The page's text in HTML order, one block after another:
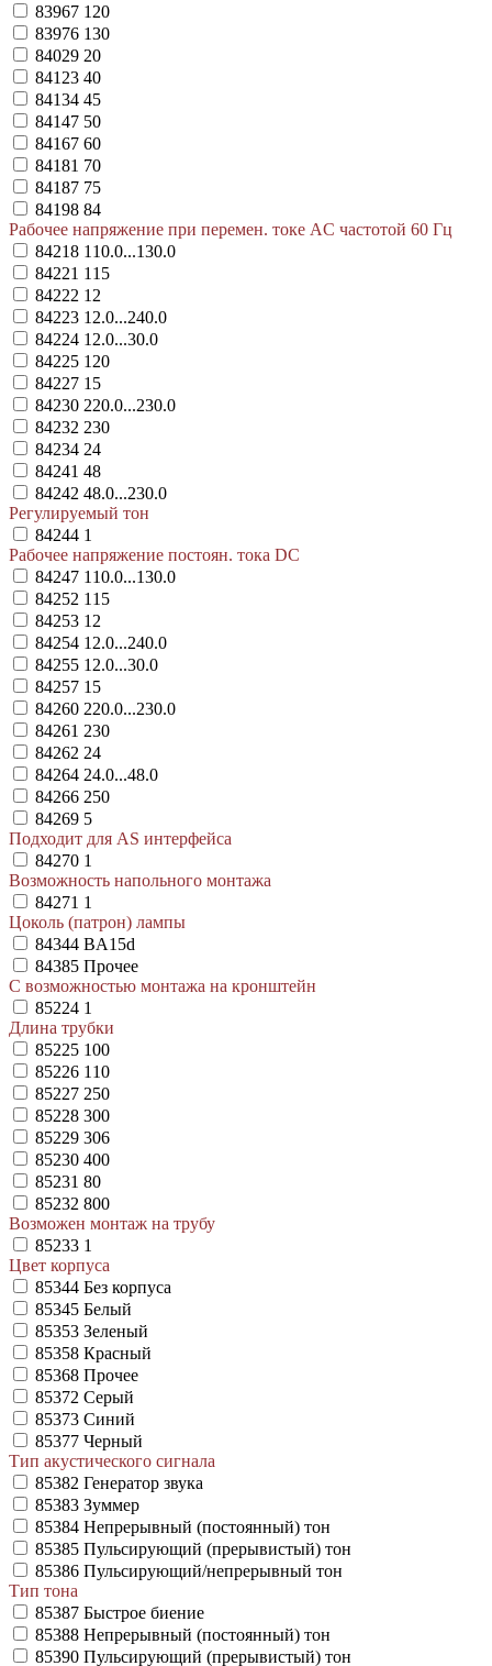
83967 120
83976 130
84029 20
84123 40
84134 45
84147 50
84167 60
84181 70
84187 75
84198 84
Рабочее напряжение при перемен. токе AC частотой 60 Гц
84218 110.0...130.0
84221 115
84222 12
84223 12.0...240.0
84224 12.0...30.0
84225 120
84227 15
84230 220.0...230.0
84232 230
84234 24
84241 48
84242 48.0...230.0
Регулируемый тон
84244 1
Рабочее напряжение постоян. тока DC
84247 110.0...130.0
84252 115
84253 12
84254 12.0...240.0
84255 12.0...30.0
84257 15
84260 220.0...230.0
84261 230
84262 24
84264 24.0...48.0
84266 250
84269 5
Подходит для AS интерфейса
84270 1
Возможность напольного монтажа
84271 1
Цоколь (патрон) лампы
84344 BA15d
84385 Прочее
С возможностью монтажа на кронштейн
85224 1
Длина трубки
85225 100
85226 110
85227 250
85228 300
85229 306
85230 400
85231 80
85232 800
Возможен монтаж на трубу
85233 1
Цвет корпуса
85344 Без корпуса
85345 Белый
85353 Зеленый
85358 Красный
85368 Прочее
85372 Серый
85373 Синий
85377 Черный
Тип акустического сигнала
85382 Генератор звука
85383 Зуммер
85384 Непрерывный (постоянный) тон
85385 Пульсирующий (прерывистый) тон
85386 Пульсирующий/непрерывный тон
Тип тона
85387 Быстрое биение
85388 Непрерывный (постоянный) тон
85390 Пульсирующий (прерывистый) тон